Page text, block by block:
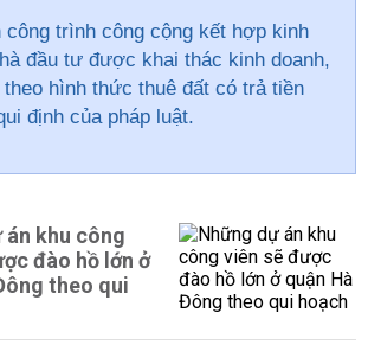
công trình công cộng kết hợp kinh
đầu tư được khai thác kinh doanh,
hình thức thuê đất có trả tiền
định của pháp luật.
án khu công
đào hồ lớn ở
theo qui